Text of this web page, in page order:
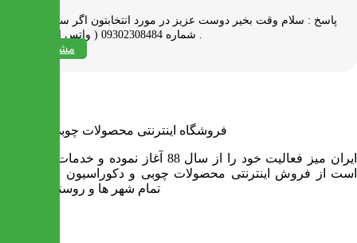
پاسخ : سلام وقت بخیر دوست عزیز در مورد انتخابتون اگر سوالی دارید به
مشاهده همه
فروشگاه اینترنتی محصولات چوبی ایران میز
ایران میز فعالیت خود را از سال 88 آغاز نموده و خدمات آن عبارت
است از فروش اینترنتی محصولات چوبی و دکوراسیون و ارسال به
تمام شهر ها و روستاهای کشور